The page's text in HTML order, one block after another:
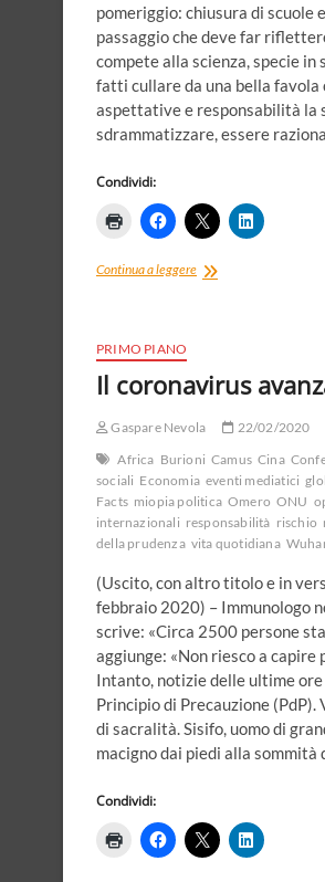
pomeriggio: chiusura di scuole
passaggio che deve far
compete alla scienza, specie
fatti cullare da una bella favola
aspettative e responsabilità la
sdrammatizzare, essere
Condividi:
Continua a leggereLa
governo
2
le
pressioni
del
virus
Covid-
PRIMO PIANO
Il coronavirus
Gaspare Nevola
22/02/2020
Africa Burioni Camus Cina
sociali Economia eventi mediatici
Facts miopia politica Omero ONU
internazionali responsabilità rischio
della prudenza vita quotidiana
(Uscito, con altro titolo e in
febbraio 2020) – Immunologo
scrive: «Circa 2500 persone
aggiunge: «Non riesco a capire
Intanto, notizie delle ultime ore
Principio di Precauzione
di sacralità. Sisifo, uomo di
macigno dai piedi alla sommità
Condividi: